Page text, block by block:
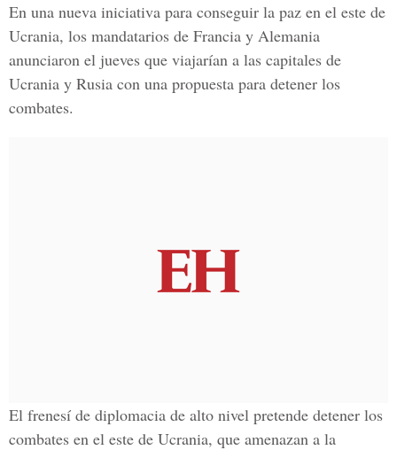
En una nueva iniciativa para conseguir la paz en el este de
Ucrania, los mandatarios de Francia y Alemania
anunciaron el jueves que viajarían a las capitales de
Ucrania y Rusia con una propuesta para detener los
combates.
El frenesí de diplomacia de alto nivel pretende detener los
combates en el este de Ucrania, que amenazan a la